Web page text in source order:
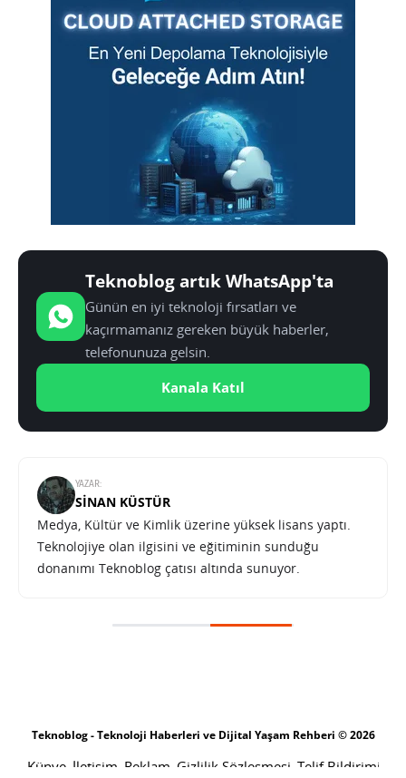
Teknoblog artık WhatsApp'ta
Günün en iyi teknoloji fırsatları ve
kaçırmamanız gereken büyük haberler,
telefonunuza gelsin.
Kanala Katıl
YAZAR:
SINAN KÜSTÜR
Medya, Kültür ve Kimlik üzerine yüksek lisans yaptı.
Teknolojiye olan ilgisini ve eğitiminin sunduğu
donanımı Teknoblog çatısı altında sunuyor.
Teknoblog - Teknoloji Haberleri ve Dijital Yaşam Rehberi © 2026
Künye İletişim Reklam Gizlilik Sözleşmesi Telif Bildirimi